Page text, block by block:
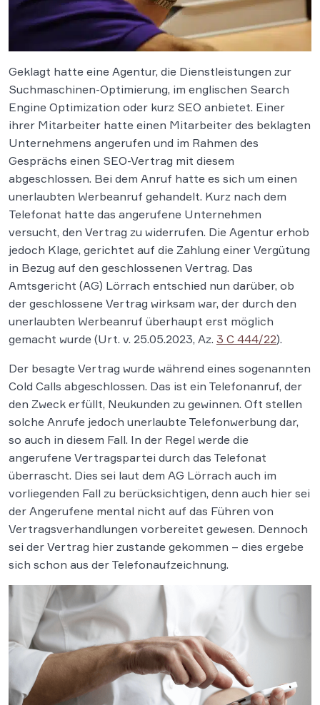
Geklagt hatte eine Agentur, die Dienstleistungen zur
Suchmaschinen-Optimierung, im englischen Search
Engine Optimization oder kurz SEO anbietet. Einer
ihrer Mitarbeiter hatte einen Mitarbeiter des beklagten
Unternehmens angerufen und im Rahmen des
Gesprächs einen SEO-Vertrag mit diesem
abgeschlossen. Bei dem Anruf hatte es sich um einen
unerlaubten Werbeanruf gehandelt. Kurz nach dem
Telefonat hatte das angerufene Unternehmen
versucht, den Vertrag zu widerrufen. Die Agentur erhob
jedoch Klage, gerichtet auf die Zahlung einer Vergütung
in Bezug auf den geschlossenen Vertrag. Das
Amtsgericht (AG) Lörrach entschied nun darüber, ob
der geschlossene Vertrag wirksam war, der durch den
unerlaubten Werbeanruf überhaupt erst möglich
gemacht wurde (Urt. v. 25.05.2023, Az. 3 C 444/22).
Der besagte Vertrag wurde während eines sogenannten
Cold Calls abgeschlossen. Das ist ein Telefonanruf, der
den Zweck erfüllt, Neukunden zu gewinnen. Oft stellen
solche Anrufe jedoch unerlaubte Telefonwerbung dar,
so auch in diesem Fall. In der Regel werde die
angerufene Vertragspartei durch das Telefonat
überrascht. Dies sei laut dem AG Lörrach auch im
vorliegenden Fall zu berücksichtigen, denn auch hier sei
der Angerufene mental nicht auf das Führen von
Vertragsverhandlungen vorbereitet gewesen. Dennoch
sei der Vertrag hier zustande gekommen – dies ergebe
sich schon aus der Telefonaufzeichnung.